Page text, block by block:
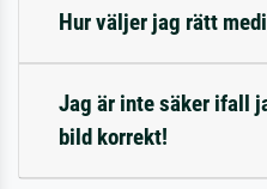
Hur väljer jag rätt
Jag är inte säker ifall
bild korrekt!